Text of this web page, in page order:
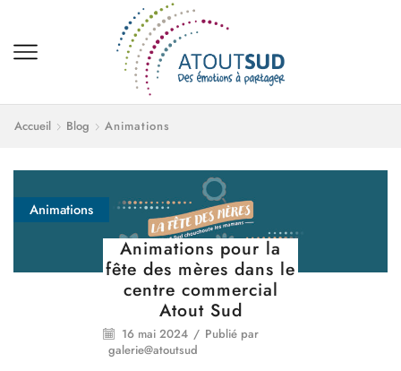
Accueil Blog Animations
Animations
Animations pour la
fête des mères dans le
centre commercial
Atout Sud
16 mai 2024 / Publié par
galerie@atoutsud